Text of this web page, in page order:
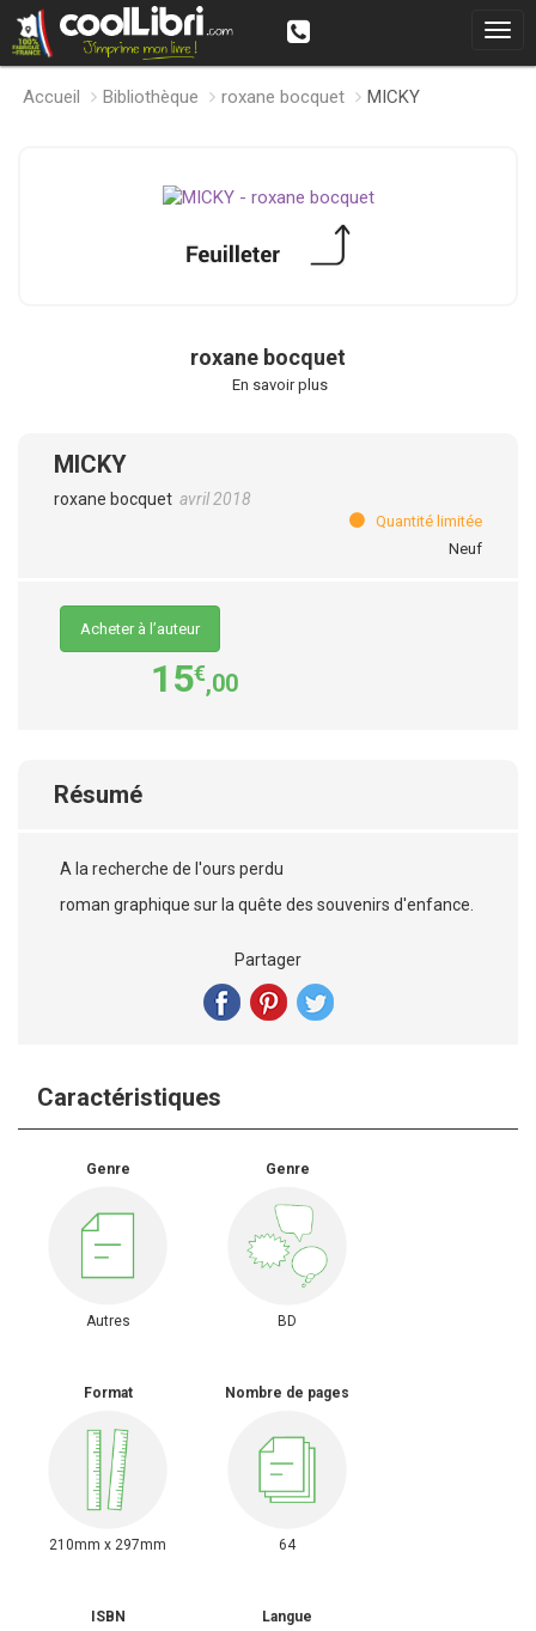
Accueil Bibliothèque roxane bocquet MICKY
roxane bocquet
En savoir plus
MICKY
roxane bocquet avril 2018
Quantité limitée
Neuf
Acheter à l’auteur
15€,00
Résumé
A la recherche de l'ours perdu
roman graphique sur la quête des souvenirs d'enfance.
Partager
Caractéristiques
Genre
Autres
Genre
BD
Format
210mm x 297mm
Nombre de pages
64
ISBN Langue